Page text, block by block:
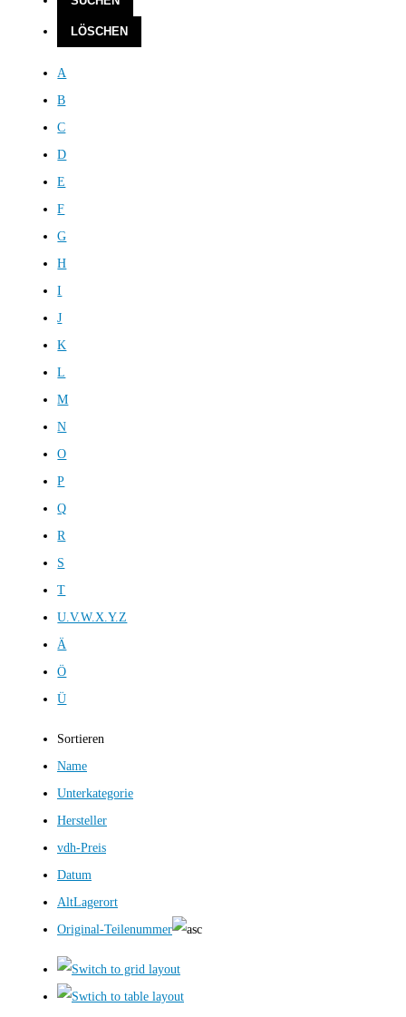
A
B
C
D
E
F
G
H
I
J
K
L
M
N
O
P
Q
R
S
T
U.V.W.X.Y.Z
Ä
Ö
Ü
Sortieren
Name
Unterkategorie
Hersteller
vdh-Preis
Datum
AltLagerort
Original-Teilenummer